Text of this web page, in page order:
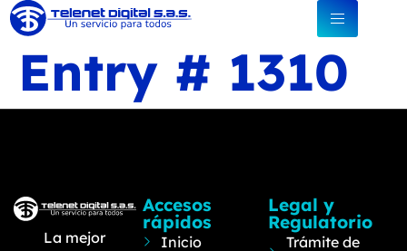
Entry # 1310
La mejor
Accesos
rápidos
Inicio
Legal y
Regulatorio
Trámite de